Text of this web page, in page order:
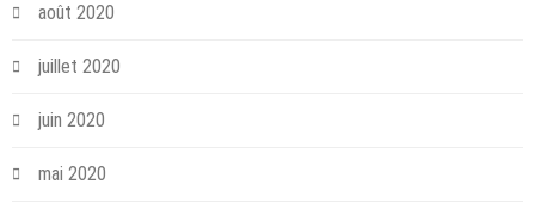
août 2020
juillet 2020
juin 2020
mai 2020